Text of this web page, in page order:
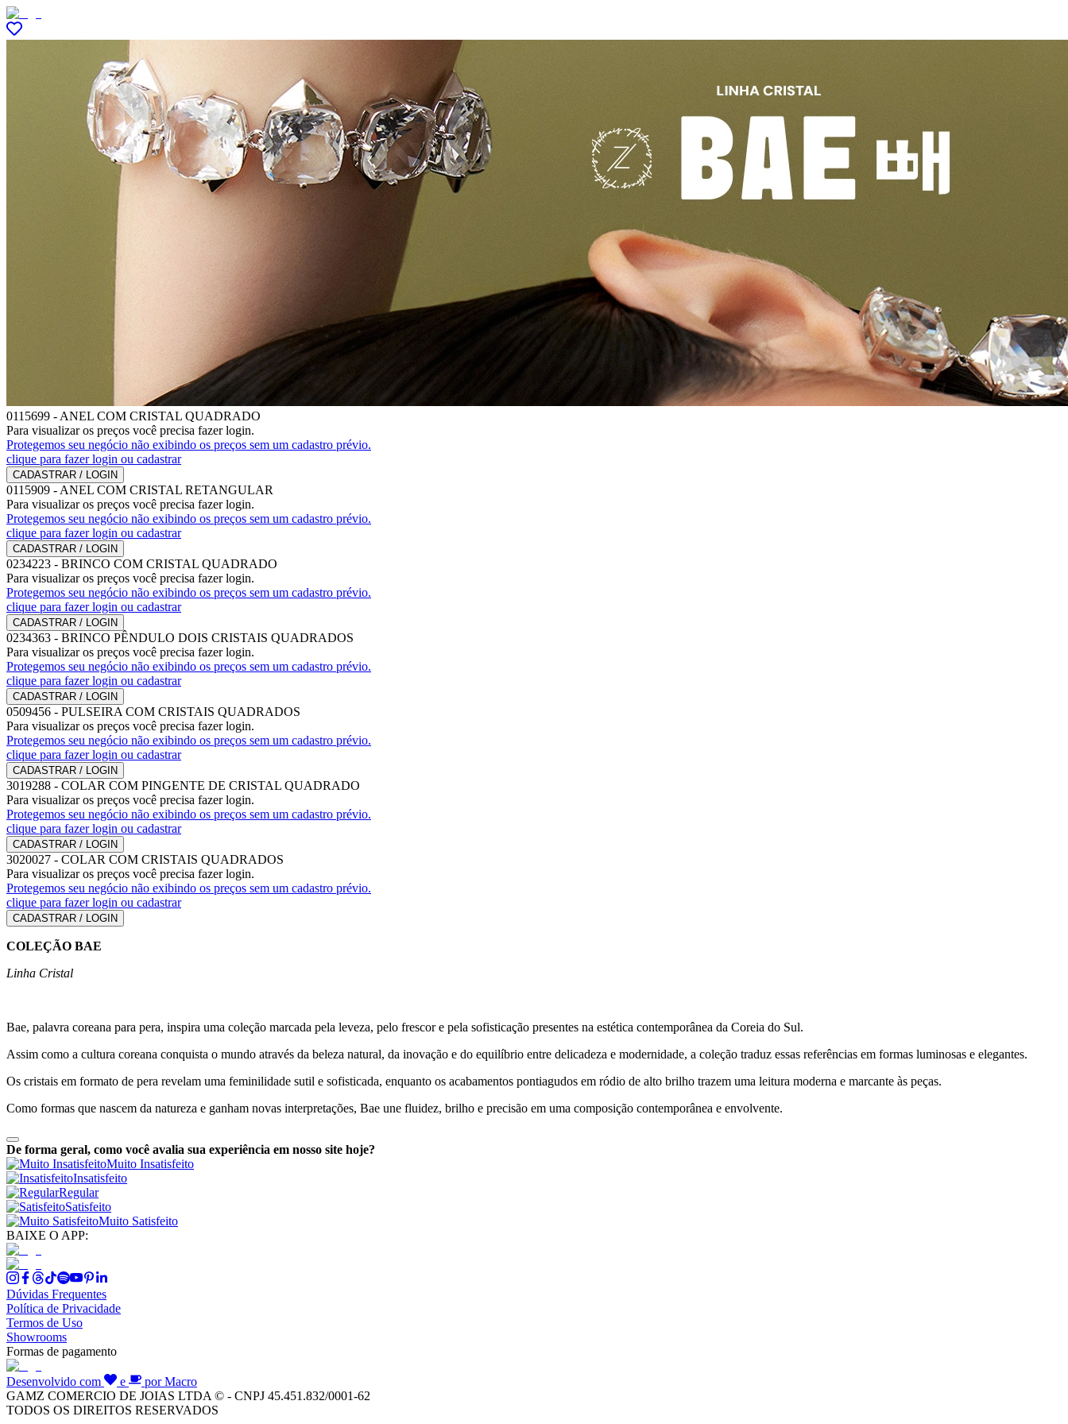
0115699 - ANEL COM CRISTAL QUADRADO
Para visualizar os preços você precisa fazer login.
Protegemos seu negócio não exibindo os preços sem um cadastro prévio.
clique para fazer login ou cadastrar
CADASTRAR / LOGIN
0115909 - ANEL COM CRISTAL RETANGULAR
Para visualizar os preços você precisa fazer login.
Protegemos seu negócio não exibindo os preços sem um cadastro prévio.
clique para fazer login ou cadastrar
CADASTRAR / LOGIN
0234223 - BRINCO COM CRISTAL QUADRADO
Para visualizar os preços você precisa fazer login.
Protegemos seu negócio não exibindo os preços sem um cadastro prévio.
clique para fazer login ou cadastrar
CADASTRAR / LOGIN
0234363 - BRINCO PÊNDULO DOIS CRISTAIS QUADRADOS
Para visualizar os preços você precisa fazer login.
Protegemos seu negócio não exibindo os preços sem um cadastro prévio.
clique para fazer login ou cadastrar
CADASTRAR / LOGIN
0509456 - PULSEIRA COM CRISTAIS QUADRADOS
Para visualizar os preços você precisa fazer login.
Protegemos seu negócio não exibindo os preços sem um cadastro prévio.
clique para fazer login ou cadastrar
CADASTRAR / LOGIN
3019288 - COLAR COM PINGENTE DE CRISTAL QUADRADO
Para visualizar os preços você precisa fazer login.
Protegemos seu negócio não exibindo os preços sem um cadastro prévio.
clique para fazer login ou cadastrar
CADASTRAR / LOGIN
3020027 - COLAR COM CRISTAIS QUADRADOS
Para visualizar os preços você precisa fazer login.
Protegemos seu negócio não exibindo os preços sem um cadastro prévio.
clique para fazer login ou cadastrar
CADASTRAR / LOGIN
COLEÇÃO BAE
Linha Cristal
Bae, palavra coreana para pera, inspira uma coleção marcada pela leveza, pelo frescor e pela sofisticação presentes na estética contemporânea da Coreia do Sul.
Assim como a cultura coreana conquista o mundo através da beleza natural, da inovação e do equilíbrio entre delicadeza e modernidade, a coleção traduz essas referências em formas luminosas e elegantes.
Os cristais em formato de pera revelam uma feminilidade sutil e sofisticada, enquanto os acabamentos pontiagudos em ródio de alto brilho trazem uma leitura moderna e marcante às peças.
Como formas que nascem da natureza e ganham novas interpretações, Bae une fluidez, brilho e precisão em uma composição contemporânea e envolvente.
De forma geral, como você avalia sua experiência em nosso site hoje?
Muito Insatisfeito
Insatisfeito
Regular
Satisfeito
Muito Satisfeito
BAIXE O APP:
Dúvidas Frequentes
Política de Privacidade
Termos de Uso
Showrooms
Formas de pagamento
Desenvolvido com e
por Macro
GAMZ COMERCIO DE JOIAS LTDA © - CNPJ 45.451.832/0001-62
TODOS OS DIREITOS RESERVADOS